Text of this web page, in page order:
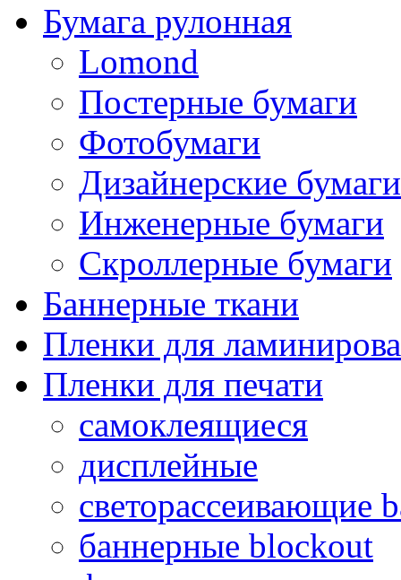
Бумага рулонная
Lomond
Постерные бумаги
Фотобумаги
Дизайнерские бумаги
Инженерные бумаги
Скроллерные бумаги
Баннерные ткани
Пленки для
Пленки для печати
самоклеящиеся
дисплейные
светорассеивающие
баннерные blockout